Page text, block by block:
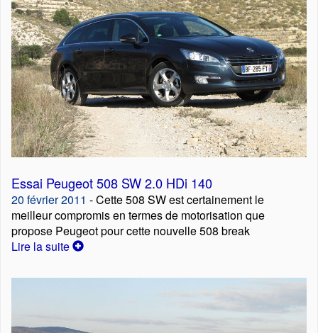
Essai Peugeot 508 SW 2.0 HDi 140
20 février 2011 - Cette 508 SW est certainement le
meilleur compromis en termes de motorisation que
propose Peugeot pour cette nouvelle 508 break
Lire la suite